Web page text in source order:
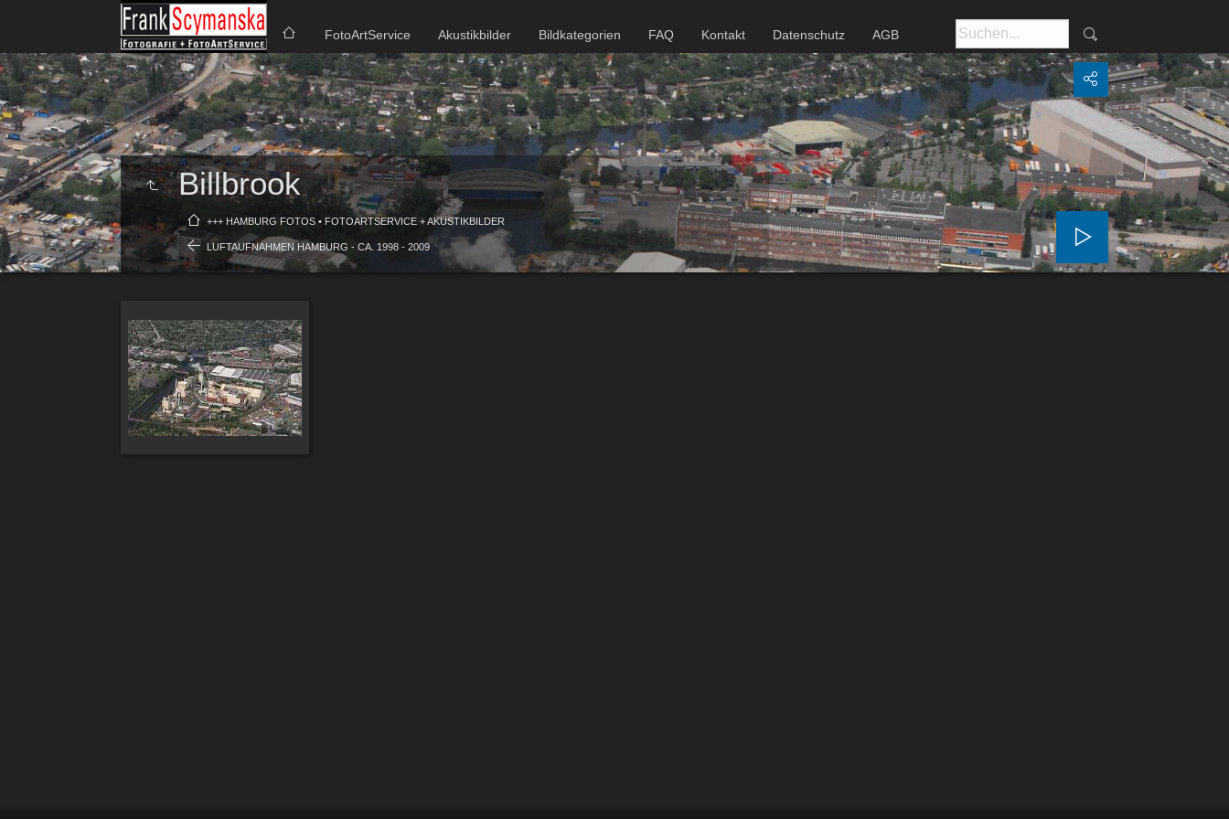
FotoArtService Akustikbilder Bildkategorien FAQ Kontakt Datenschutz AGB
Billbrook
+++ HAMBURG FOTOS • FOTOARTSERVICE + AKUSTIKBILDER
LUFTAUFNAHMEN HAMBURG - CA. 1998 - 2009